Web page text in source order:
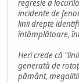
regresie a
incidente de
linii drepte
întâmplătoare,
Heri crede că
generată de
pământ,